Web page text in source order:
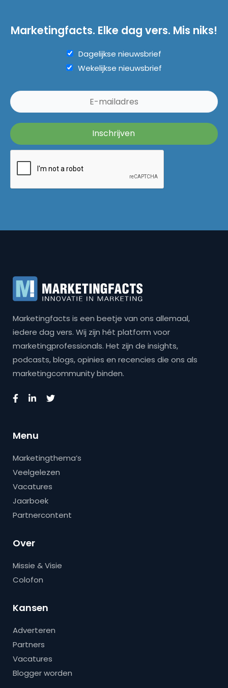
Marketingfacts. Elke dag vers. Mis niks!
Dagelijkse nieuwsbrief
Wekelijkse nieuwsbrief
Marketingfacts is een beetje van ons allemaal,
iedere dag vers. Wij zijn hét platform voor
marketingprofessionals. Het zijn de insights,
podcasts, blogs, opinies en recencies die ons als
marketingcommunity binden.
Menu
Marketingthema’s
Veelgelezen
Vacatures
Jaarboek
Partnercontent
Over
Missie & Visie
Colofon
Kansen
Adverteren
Partners
Vacatures
Blogger worden